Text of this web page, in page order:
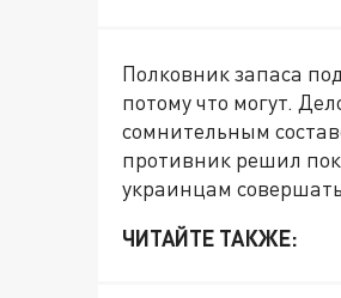
Полковник запаса
потому что могут.
сомнительным
противник решил
украинцам
ЧИТАЙТЕ ТАКЖЕ: